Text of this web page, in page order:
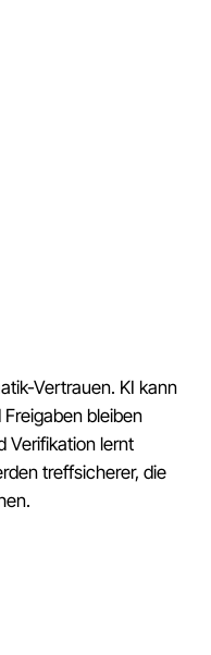
Vertrauen. KI kann
bleiben
Verifikation lernt
treffsicherer, die